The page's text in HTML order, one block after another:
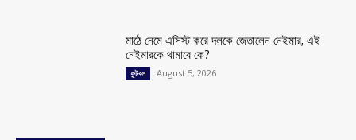
মাঠে নেমে এসিস্ট করে দলকে জেতালেন নেইমার, এই
নেইমারকে থামাবে কে?
ফুটবল August 5, 2026